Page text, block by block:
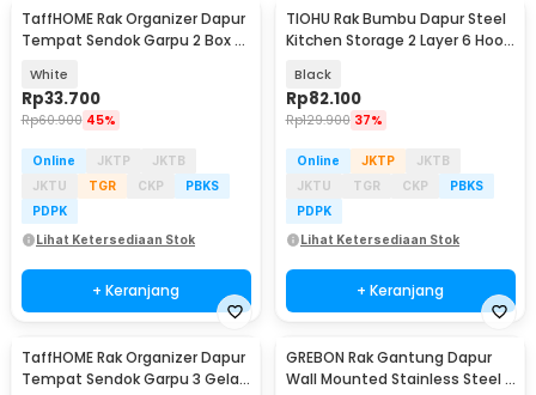
TaffHOME Rak Organizer Dapur
Tempat Sendok Garpu 2 Box -
White
Rp33.700
Rp60.900 45%
Online JKTP
JKTB
JKTU
TGR CKP
PBKS
PDPK
Lihat Ketersediaan Stok
+ Keranjang
TIOHU Rak Bumbu Dapur Steel
Kitchen Storage 2 Layer 6 Hook
Black
Rp82.100
Rp129.900 37%
Online JKTP
JKTB
JKTU
TGR CKP
PBKS
PDPK
Lihat Ketersediaan Stok
+ Keranjang
TaffHOME Rak Organizer Dapur
Tempat Sendok Garpu 3 Gelas
GREBON Rak Gantung Dapur
Wall Mounted Stainless Steel -